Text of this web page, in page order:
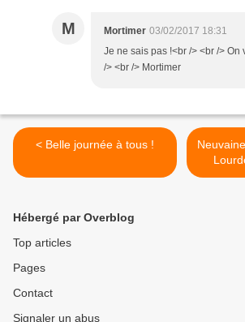
M Mortimer 03/02/2017 18:31
Je ne sais pas !<br /> <br /> On
/> <br /> Mortimer
< Belle journée à tous !
Hébergé par Overblog
Top articles
Pages
Contact
Signaler un abus